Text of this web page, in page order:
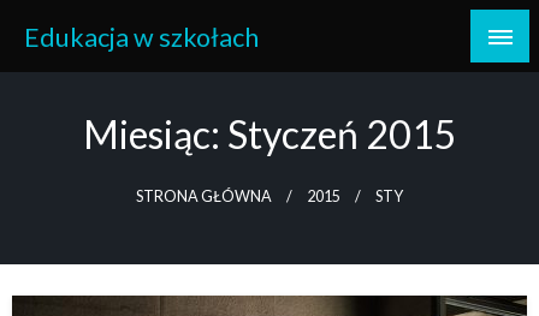
content
Edukacja w szkołach
Miesiąc: Styczeń 2015
STRONA GŁÓWNA 2015 STY